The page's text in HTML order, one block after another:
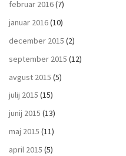
februar 2016(7)
januar 2016(10)
december 2015 (2)
september 2015 (12)
avgust 2015 (5)
julij 2015 (15)
junij 2015 (13)
maj 2015 (11)
april 2015 (5)